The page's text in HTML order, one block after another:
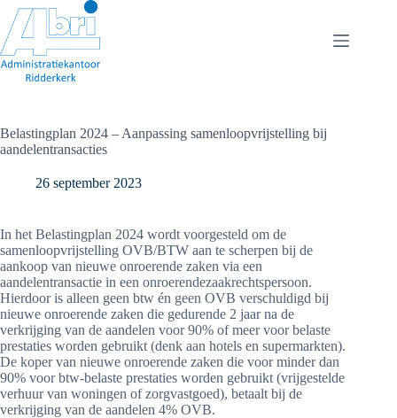
naar
de
inhoud
Belastingplan 2024 – Aanpassing samenloopvrijstelling bij
aandelentransacties
26 september 2023
In het Belastingplan 2024 wordt voorgesteld om de
samenloopvrijstelling OVB/BTW aan te scherpen bij de
aankoop van nieuwe onroerende zaken via een
aandelentransactie in een onroerendezaakrechtspersoon.
Hierdoor is alleen geen btw én geen OVB verschuldigd bij
nieuwe onroerende zaken die gedurende 2 jaar na de
verkrijging van de aandelen voor 90% of meer voor belaste
prestaties worden gebruikt (denk aan hotels en supermarkten).
De koper van nieuwe onroerende zaken die voor minder dan
90% voor btw-belaste prestaties worden gebruikt (vrijgestelde
verhuur van woningen of zorgvastgoed), betaalt bij de
verkrijging van de aandelen 4% OVB.